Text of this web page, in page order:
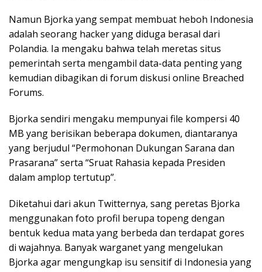
Namun Bjorka yang sempat membuat heboh Indonesia
adalah seorang hacker yang diduga berasal dari
Polandia. Ia mengaku bahwa telah meretas situs
pemerintah serta mengambil data-data penting yang
kemudian dibagikan di forum diskusi online Breached
Forums.
Bjorka sendiri mengaku mempunyai file kompersi 40
MB yang berisikan beberapa dokumen, diantaranya
yang berjudul “Permohonan Dukungan Sarana dan
Prasarana” serta “Sruat Rahasia kepada Presiden
dalam amplop tertutup”.
Diketahui dari akun Twitternya, sang peretas Bjorka
menggunakan foto profil berupa topeng dengan
bentuk kedua mata yang berbeda dan terdapat gores
di wajahnya. Banyak warganet yang mengelukan
Bjorka agar mengungkap isu sensitif di Indonesia yang